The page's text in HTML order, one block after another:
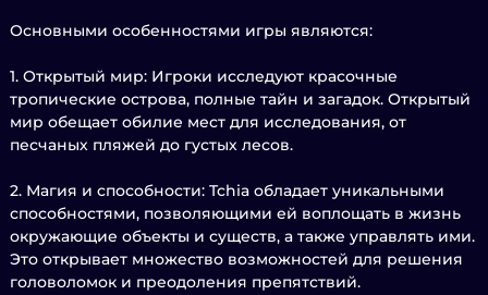
Основными особенностями игры являются:
1. Открытый мир: Игроки исследуют красочные
тропические острова, полные тайн и загадок. Открытый
мир обещает обилие мест для исследования, от
песчаных пляжей до густых лесов.
2. Магия и способности: Tchia обладает уникальными
способностями, позволяющими ей воплощать в жизнь
окружающие объекты и существ, а также управлять ими.
Это открывает множество возможностей для решения
головоломок и преодоления препятствий.